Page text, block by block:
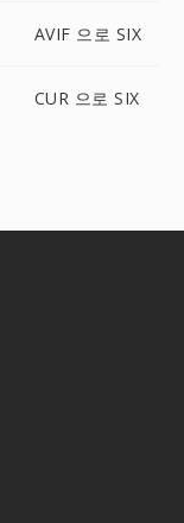
AVIF 으로 SIX
CUR 으로 SIX